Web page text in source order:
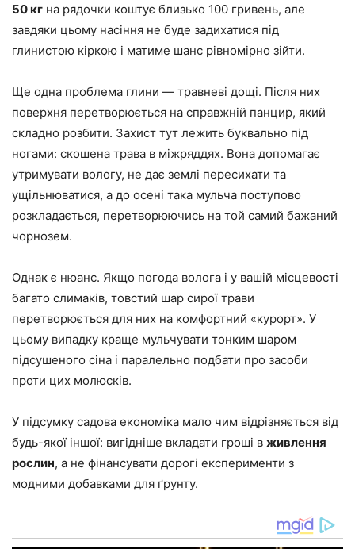
50 кг на рядочки коштує близько 100 гривень, але
завдяки цьому насіння не буде задихатися під
глинистою кіркою і матиме шанс рівномірно зійти.
Ще одна проблема глини — травневі дощі. Після них
поверхня перетворюється на справжній панцир, який
складно розбити. Захист тут лежить буквально під
ногами: скошена трава в міжряддях. Вона допомагає
утримувати вологу, не дає землі пересихати та
ущільнюватися, а до осені така мульча поступово
розкладається, перетворюючись на той самий бажаний
чорнозем.
Однак є нюанс. Якщо погода волога і у вашій місцевості
багато слимаків, товстий шар сирої трави
перетворюється для них на комфортний «курорт». У
цьому випадку краще мульчувати тонким шаром
підсушеного сіна і паралельно подбати про засоби
проти цих молюсків.
У підсумку садова економіка мало чим відрізняється від
будь-якої іншої: вигідніше вкладати гроші в живлення
рослин, а не фінансувати дорогі експерименти з
модними добавками для ґрунту.